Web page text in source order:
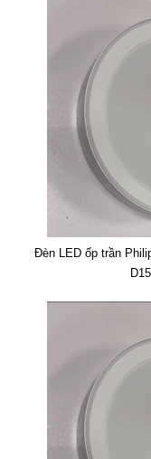
Đèn LED ốp trần